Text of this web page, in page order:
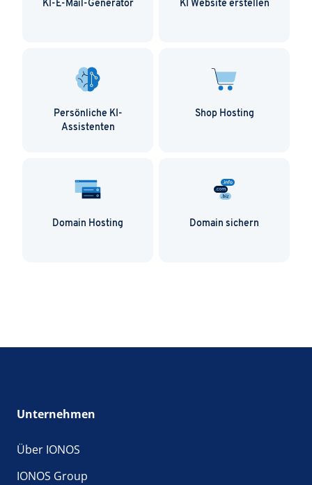
KI-E-Mail-Generator KI Website erstellen
Persönliche KI-
Assistenten
Shop Hosting
Domain Hosting Domain sichern
Unternehmen
Über IONOS
IONOS Group